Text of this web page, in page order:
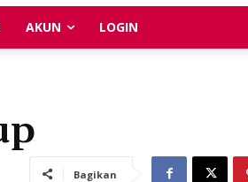
AKUN LOGIN
Bagikan